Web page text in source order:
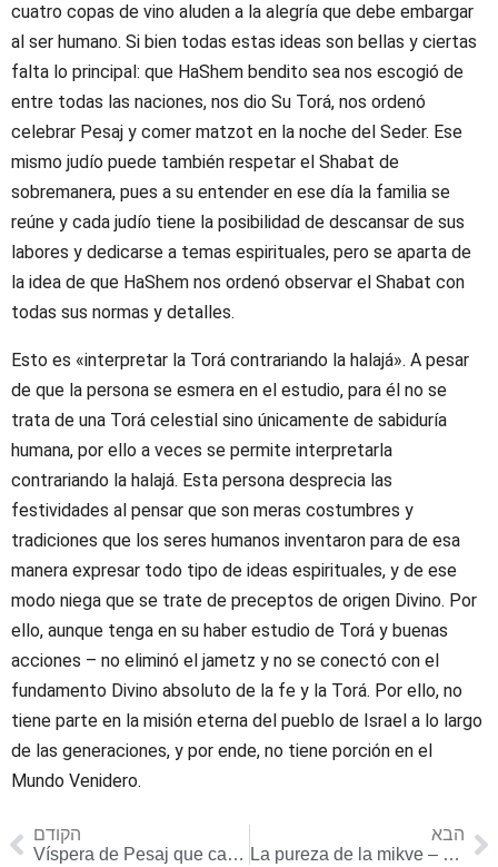
cuatro copas de vino aluden a la alegría que debe embargar
al ser humano. Si bien todas estas ideas son bellas y ciertas
falta lo principal: que HaShem bendito sea nos escogió de
entre todas las naciones, nos dio Su Torá, nos ordenó
celebrar Pesaj y comer matzot en la noche del Seder. Ese
mismo judío puede también respetar el Shabat de
sobremanera, pues a su entender en ese día la familia se
reúne y cada judío tiene la posibilidad de descansar de sus
labores y dedicarse a temas espirituales, pero se aparta de
la idea de que HaShem nos ordenó observar el Shabat con
todas sus normas y detalles.
Esto es «interpretar la Torá contrariando la halajá». A pesar
de que la persona se esmera en el estudio, para él no se
trata de una Torá celestial sino únicamente de sabiduría
humana, por ello a veces se permite interpretarla
contrariando la halajá. Esta persona desprecia las
festividades al pensar que son meras costumbres y
tradiciones que los seres humanos inventaron para de esa
manera expresar todo tipo de ideas espirituales, y de ese
modo niega que se trate de preceptos de origen Divino. Por
ello, aunque tenga en su haber estudio de Torá y buenas
acciones – no eliminó el jametz y no se conectó con el
fundamento Divino absoluto de la fe y la Torá. Por ello, no
tiene parte en la misión eterna del pueblo de Israel a lo largo
de las generaciones, y por ende, no tiene porción en el
Mundo Venidero.
הקודם
Víspera de Pesaj que cae en Shabat: pasando de una santidad a otra
הבא
La pureza de la mikve – Parashat sheminí